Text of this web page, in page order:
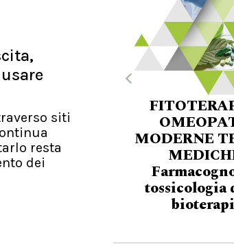
siti
resta
dei
MODERNE
tossicologia